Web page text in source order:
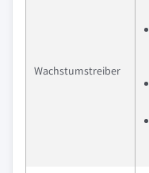
Wachstumstreiber